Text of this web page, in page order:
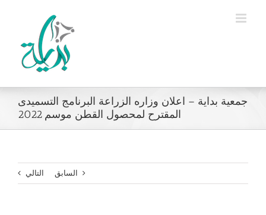
جمعية بداية – اعلان وزاره الزراعة البرنامج التسميدى
المقترح لمحصول القطن موسم 2022
السابق التالي